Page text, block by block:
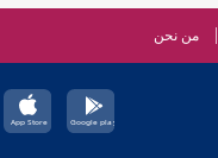
من نحن